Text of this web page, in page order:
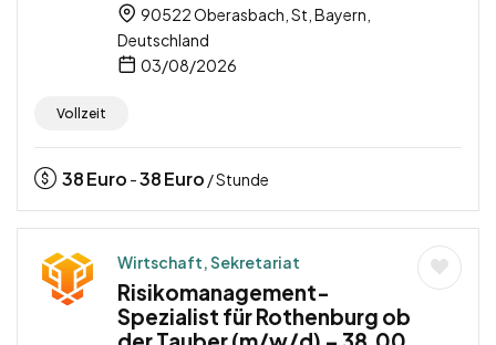
90522 Oberasbach, St, Bayern,
Deutschland
03/08/2026
Vollzeit
38Euro -38Euro / Stunde
Wirtschaft, Sekretariat
Risikomanagement-
Spezialist für Rothenburg ob